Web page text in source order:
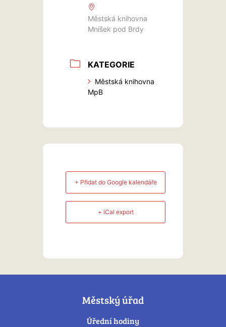
Městská knihovna
Mníšek pod Brdy
KATEGORIE
Městská knihovna
MpB
+ Přidat do Google kalendáře
+ iCal export
Městský úřad
Úřední hodiny